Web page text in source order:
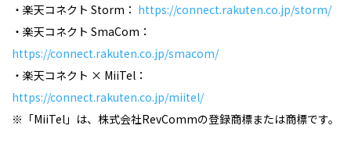
・楽天コネクト Storm ： https://connect.rakuten.co.jp/storm/
・楽天コネクト SmaCom ：
https://connect.rakuten.co.jp/smacom/
・楽天コネクト × MiiTel ：
https://connect.rakuten.co.jp/miitel/
※「MiiTel 」は、株式会社RevCommの登録商標または商標です。